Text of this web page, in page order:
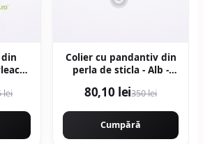
lei
Colier cu pandantiv din
perla de sticla - Alb -
80,10 lei350 lei
Cumpără